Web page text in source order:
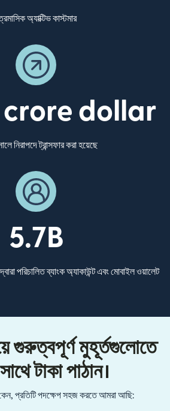
অ্যাক্টিভ কাস্টমার
crore dollar
নিরাপদে ট্রান্সফার করা হয়েছে
5.7B
পরিচালিত ব্যাংক অ্যাকাউন্ট এবং মোবাইল ওয়ালেট
গুরুত্বপূর্ণ মুহূর্তগুলোতে
টাকা পাঠান।
কেন, প্রতিটি পদক্ষেপ সহজ করতে আমরা আছি: